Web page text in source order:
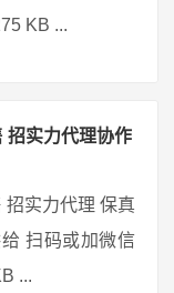
KB ...
招实力代理协作
招实力代理 保真
扫码或加微信
...